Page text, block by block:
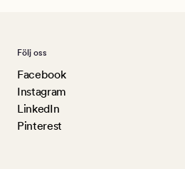
Följ oss
Facebook
Instagram
LinkedIn
Pinterest